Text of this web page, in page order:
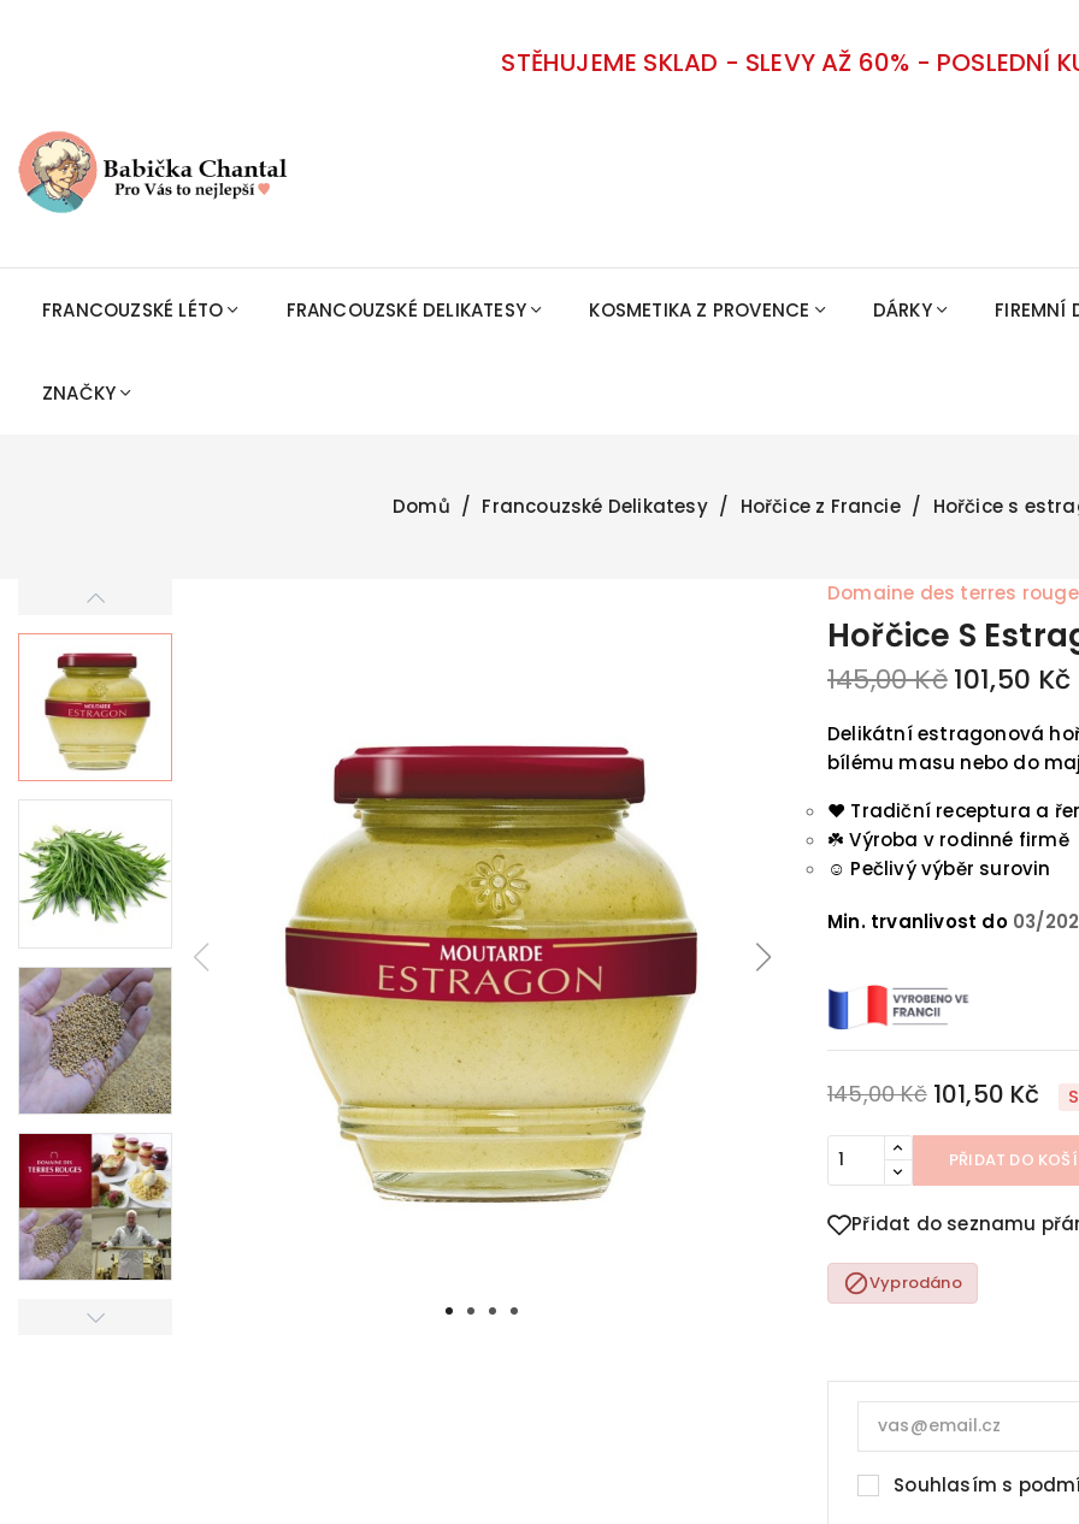
STĚHUJEME SKLAD - SLEVY AŽ 60% - POSLEDNÍ
FRANCOUZSKÉ LÉTO FRANCOUZSKÉ DELIKATESY KOSMETIKA Z PROVENCE DÁRKY FIREMNÍ
ZNAČKY
Domů Francouzské Delikatesy Hořčice z Francie Hořčice s
Domaine des terres
Hořčice S
145,00 Kč101,50 Kč
Delikátní estragonová
bílému masu nebo do
❤️ Tradiční receptura a
☘️ Výroba v rodinné firmě
☺️ Pečlivý výběr surovin
Min. trvanlivost do 03/
145,00 Kč 101,50 Kč
PŘIDAT DO
Přidat do seznamu
Vyprodáno
Souhlasím s